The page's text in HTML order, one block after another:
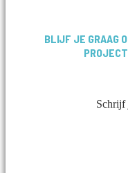
BLIJF JE GRAAG
Schrijf